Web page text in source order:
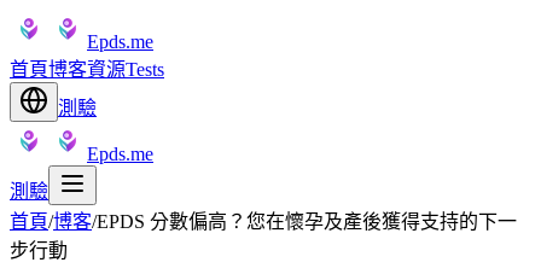
Epds.me
首頁博客資源Tests
測驗
Epds.me
測驗
首頁/博客/EPDS 分數偏高？您在懷孕及產後獲得支持的下一
步行動